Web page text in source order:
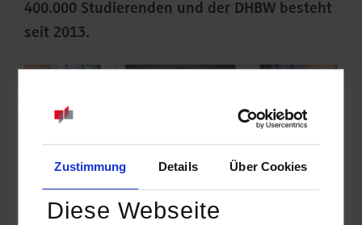
Zustimmung Details Über Cookies
Diese Webseite
400.000 Studierenden und der DHBW besteht
seit 2013.